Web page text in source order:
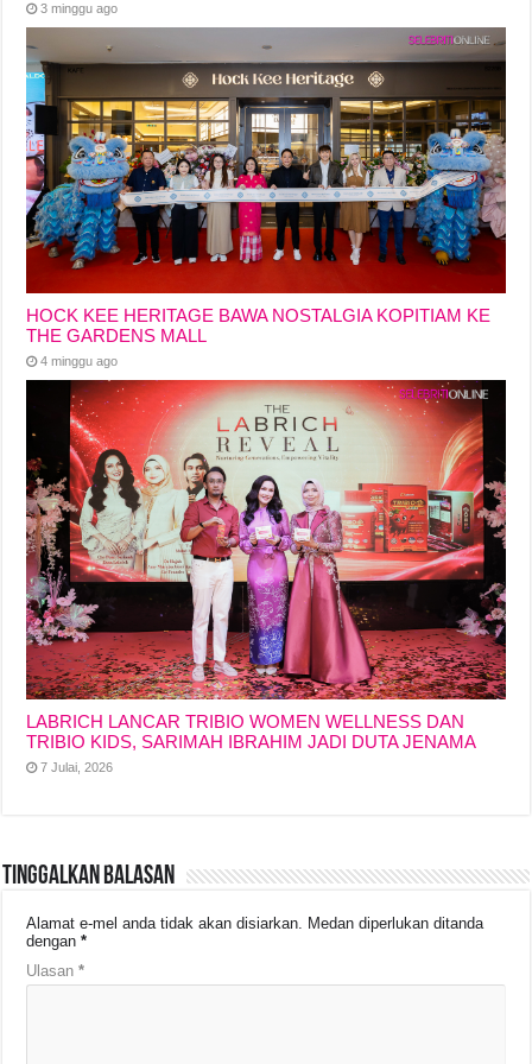
3 minggu ago
HOCK KEE HERITAGE BAWA NOSTALGIA KOPITIAM KE
THE GARDENS MALL
4 minggu ago
LABRICH LANCAR TRIBIO WOMEN WELLNESS DAN
TRIBIO KIDS, SARIMAH IBRAHIM JADI DUTA JENAMA
7 Julai, 2026
Tinggalkan Balasan
Alamat e-mel anda tidak akan disiarkan. Medan diperlukan ditanda
dengan*
Ulasan*